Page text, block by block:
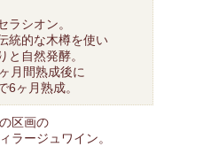
ラシオン。
統的な木樽を使い
と自然発酵。
月間熟成後に
6ヶ月熟成。
区画の
ラージュワイン。